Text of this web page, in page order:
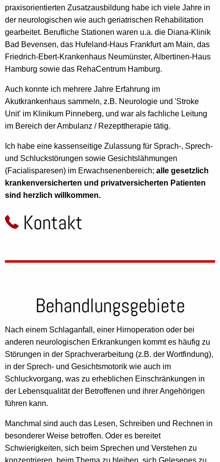
praxisorientierten Zusatzausbildung habe ich viele Jahre in
der neurologischen wie auch geriatrischen Rehabilitation
gearbeitet. Berufliche Stationen waren u.a. die Diana-Klinik
Bad Bevensen, das Hufeland-Haus Frankfurt am Main, das
Friedrich-Ebert-Krankenhaus Neumünster, Albertinen-Haus
Hamburg sowie das RehaCentrum Hamburg.
Auch konnte ich mehrere Jahre Erfahrung im
Akutkrankenhaus sammeln, z.B. Neurologie und 'Stroke
Unit' im Klinikum Pinneberg, und war als fachliche Leitung
im Bereich der Ambulanz / Rezepttherapie tätig.
Ich habe eine kassenseitige Zulassung für Sprach-, Sprech-
und Schluckstörungen sowie Gesichtslähmungen
(Facialisparesen) im Erwachsenenbereich; alle gesetzlich
krankenversicherten und privatversicherten Patienten
sind herzlich willkommen.
Kontakt
Behandlungsgebiete
Nach einem Schlaganfall, einer Hirnoperation oder bei
anderen neurologischen Erkrankungen kommt es häufig zu
Störungen in der Sprachverarbeitung (z.B. der Wortfindung),
in der Sprech- und Gesichtsmotorik wie auch im
Schluckvorgang, was zu erheblichen Einschränkungen in
der Lebensqualität der Betroffenen und ihrer Angehörigen
führen kann.
Manchmal sind auch das Lesen, Schreiben und Rechnen in
besonderer Weise betroffen. Oder es bereitet
Schwierigkeiten, sich beim Sprechen und Verstehen zu
konzentrieren, beim Thema zu bleiben, sich Gelesenes zu